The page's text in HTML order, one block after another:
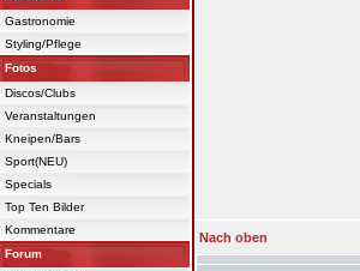
Gastronomie
Styling/Pflege
Fotos
Discos/Clubs
Veranstaltungen
Kneipen/Bars
Sport(NEU)
Specials
Top Ten Bilder
Kommentare
Forum
Nach oben